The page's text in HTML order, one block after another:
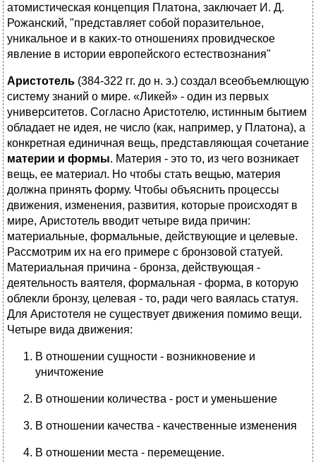
атомистическая концепция Платона, заключает И. Д.
Рожанский, "представляет собой поразительное,
уникальное и в каких-то отношениях провидческое
явление в истории европейского естествознания"
Аристотель (384-322 гг. до н. э.) создал всеобъемлющую
систему знаний о мире. «Ликей» - один из первых
университетов. Согласно Аристотелю, истинным бытием
обладает не идея, не число (как, например, у Платона), а
конкретная единичная вещь, представляющая сочетание
материи и формы. Материя - это то, из чего возникает
вещь, ее материал. Но чтобы стать вещью, материя
должна принять форму. Чтобы объяснить процессы
движения, изменения, развития, которые происходят в
мире, Аристотель вводит четыре вида причин:
материальные, формальные, действующие и целевые.
Рассмотрим их на его примере с бронзовой статуей.
Материальная причина - бронза, действующая -
деятельность ваятеля, формальная - форма, в которую
облекли бронзу, целевая - то, ради чего ваялась статуя.
Для Аристотеля не существует движения помимо вещи.
Четыре вида движения:
В отношении сущности - возникновение и
уничтожение
В отношении количества - рост и уменьшение
В отношении качества - качественные изменения
В отношении места - перемещение.